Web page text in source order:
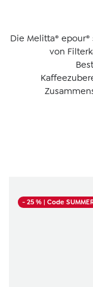
Die Melitta®
von
- 25 %| Code